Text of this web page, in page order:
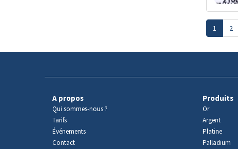
1 2
A propos
Qui sommes-nous ?
Tarifs
Événements
Contact
Produits
Or
Argent
Platine
Palladium